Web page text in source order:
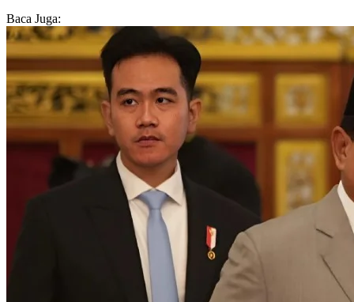
Baca Juga: